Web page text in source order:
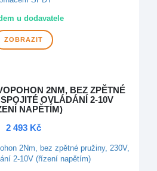
u dodavatele
ZOBRAZIT
2NM, BEZ ZPĚTNÉ
SPOJITÉ OVLÁDÁNÍ 2-10V
NAPĚTÍM)
2 493 Kč